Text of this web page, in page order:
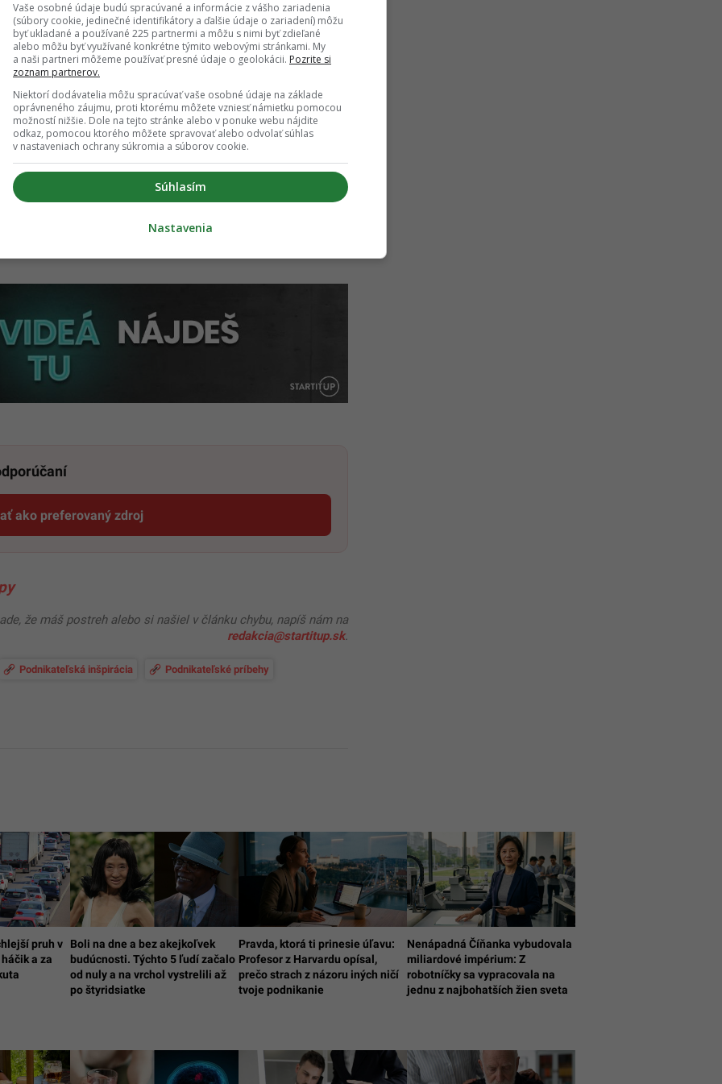
Vladko predtým nemal žiadne zručnosti a
na začiatku 2 500 eur na auto a ďalších 2 500
som sa veľmi málo naučil. Pozrieš si YouTube
Lenka a Vladko svojím projektom
za menej peňazí, ale stále pohodlne a s
projekte sa dozvieš v najnovšom diele
ako preferovaný zdroj
Startitup, odkaz sa otvorí v novom okne
že máš postreh alebo si našiel v článku chybu, napíš nám na
redakcia@startitup.sk.
Podnikateľská inšpirácia Podnikateľské príbehy
pruh v
a za
Boli na dne a bez akejkoľvek
budúcnosti. Týchto 5 ľudí začalo
od nuly a na vrchol vystrelili až
po štyridsiatke
Pravda, ktorá ti prinesie úľavu:
Profesor z Harvardu opísal,
prečo strach z názoru iných ničí
tvoje podnikanie
Nenápadná Číňanka vybudovala
miliardové impérium: Z
robotníčky sa vypracovala na
jednu z najbohatších žien sveta
Vaše osobné údaje budú spracúvané a informácie z vášho zariadenia
(súbory cookie, jedinečné identifikátory a ďalšie údaje o zariadení) môžu
byť ukladané a používané 225 partnermi a môžu s nimi byť zdieľané
alebo môžu byť využívané konkrétne týmito webovými stránkami. My
a naši partneri môžeme používať presné údaje o geolokácii. Pozrite si
zoznam partnerov.
Niektorí dodávatelia môžu spracúvať vaše osobné údaje na základe
oprávneného záujmu, proti ktorému môžete vzniesť námietku pomocou
možností nižšie. Dole na tejto stránke alebo v ponuke webu nájdite
odkaz, pomocou ktorého môžete spravovať alebo odvolať súhlas
v nastaveniach ochrany súkromia a súborov cookie.
Súhlasím
Nastavenia